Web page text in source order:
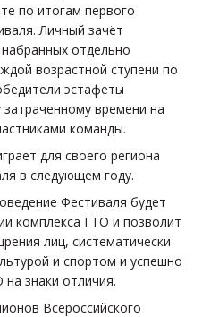
по итогам первого
Личный зачёт
отдельно
возрастной ступени по
эстафеты
времени на
команды.
для своего региона
в следующем году.
Фестиваля будет
комплекса ГТО и позволит
лиц, систематически
и спортом и успешно
знаки отличия.
Всероссийского